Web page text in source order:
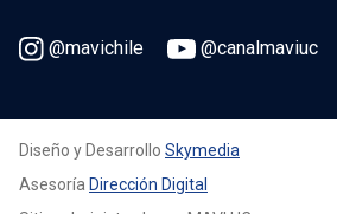
@mavichile @canalmaviuc
Diseño y Desarrollo Skymedia
Asesoría Dirección Digital